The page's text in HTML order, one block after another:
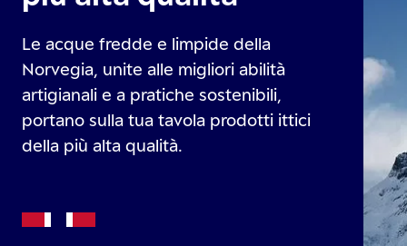
Le acque fredde e limpide della
Norvegia, unite alle migliori abilità
artigianali e a pratiche sostenibili,
portano sulla tua tavola prodotti ittici
della più alta qualità.